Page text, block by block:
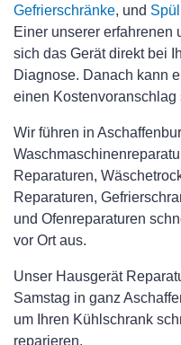
Gefrierschränke, und
Einer unserer erfahrenen
sich das Gerät direkt bei
Diagnose. Danach kann
einen
Wir führen in
Reparaturen,
Reparaturen,
und Ofenreparaturen
vor Ort aus.
Unser Hausgerät
Samstag in ganz
um Ihren Kühlschrank
reparieren.